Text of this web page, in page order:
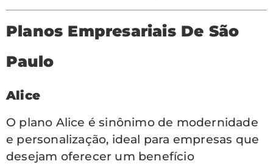
Planos Empresariais De São
Paulo
Alice
O plano Alice é sinônimo de modernidade
e personalização, ideal para empresas que
desejam oferecer um benefício